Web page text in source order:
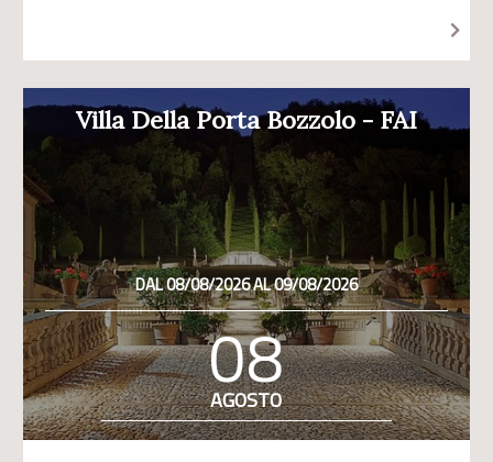
Villa Della Porta Bozzolo - FAI
DAL 08/08/2026 AL 09/08/2026
08
AGOSTO